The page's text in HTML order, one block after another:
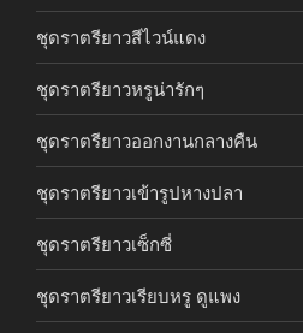
ชุดราตรียาวสีไวน์แดง
ชุดราตรียาวหรูน่ารักๆ
ชุดราตรียาวออกงานกลางคืน
ชุดราตรียาวเข้ารูปหางปลา
ชุดราตรียาวเซ็กซี่
ชุดราตรียาวเรียบหรู ดูแพง